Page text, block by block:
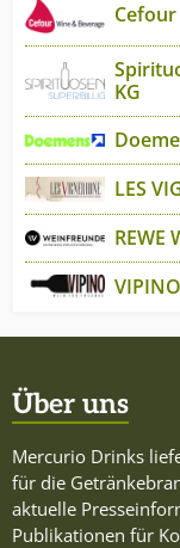
KG
LES
REWE
Über uns
Mercurio Drinks
für die
aktuelle
Publikationen für